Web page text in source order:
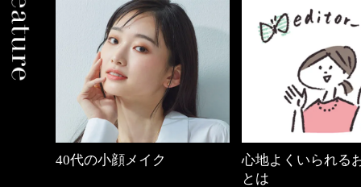
心地よくいられるおしゃれ
【ワーママのきれ
ュアル通勤】